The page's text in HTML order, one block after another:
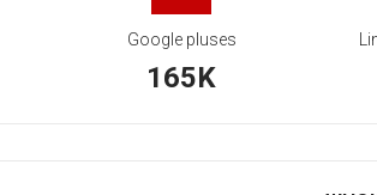
Google pluses
165K